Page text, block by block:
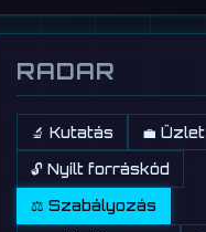
RADAR
🔬 Kutatás 💼 Üzlet
🔓 Nyílt forráskód
⚖️ Szabályozás